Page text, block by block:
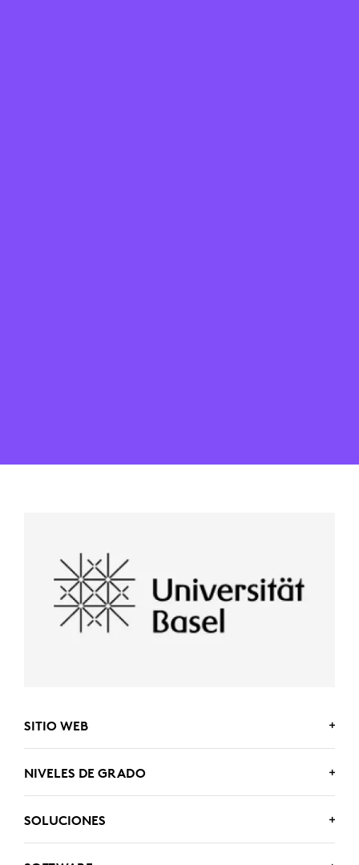
SITIO WEB
www.unibas.ch/de
NIVELES DE GRADO
Educación superior
SOLUCIONES